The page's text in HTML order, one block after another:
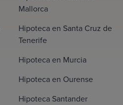
Mallorca
Hipoteca en Santa Cruz de
Tenerife
Hipoteca en Murcia
Hipoteca en Ourense
Hipoteca Santander